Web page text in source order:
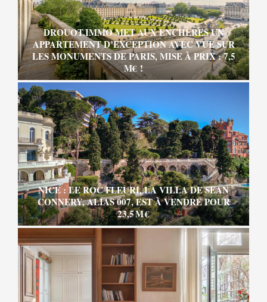
DROUOT.IMMO MET AUX ENCHÈRES UN
APPARTEMENT D’EXCEPTION AVEC VUE SUR
LES MONUMENTS DE PARIS, MISE À PRIX : 7,5
M€ !
NICE : LE ROC FLEURI, LA VILLA DE SEAN
CONNERY, ALIAS 007, EST À VENDRE POUR
23,5 M €